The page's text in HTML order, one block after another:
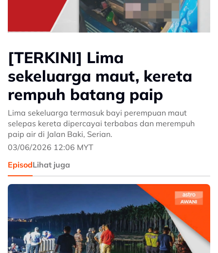
[TERKINI] Lima
sekeluarga maut, kereta
rempuh batang paip
Lima sekeluarga termasuk bayi perempuan maut
selepas kereta dipercayai terbabas dan merempuh
paip air di Jalan Baki, Serian.
03/06/2026 12:06 MYT
EpisodLihat juga